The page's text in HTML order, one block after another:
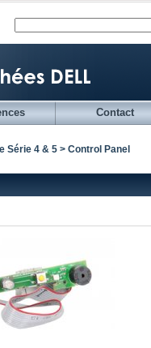
Contact
Série 4 & 5 > Control Panel